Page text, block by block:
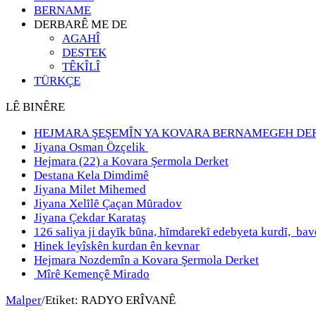
BERNAME
DERBARÊ ME DE
AGAHÎ
DESTEK
TÊKÎLÎ
TÜRKÇE
LÊ BINÊRE
HEJMARA ŞEŞEMÎN YA KOVARA BERNAMEGEH
Jiyana Osman Özçelik
Hejmara (22) a Kovara Şermola Derket
Destana Kela Dimdimê
Jiyana Milet Mihemed
Jiyana Xelȋlȇ Çaçan Mȗradov
Jiyana Çekdar Karataş
126 saliya ji dayȋk bȗna, hȋmdarekȋ edebyeta kurdȋ,
Hinek leyîskên kurdan ên kevnar
Hejmara Nozdemîn a Kovara Şermola Derket
Mîrê Kemençê Mirado
Malper/Etiket: RADYO ERÎVANÊ